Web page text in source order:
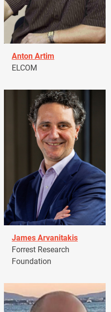
Anton Artim
ELCOM
James Arvanitakis
Forrest Research
Foundation